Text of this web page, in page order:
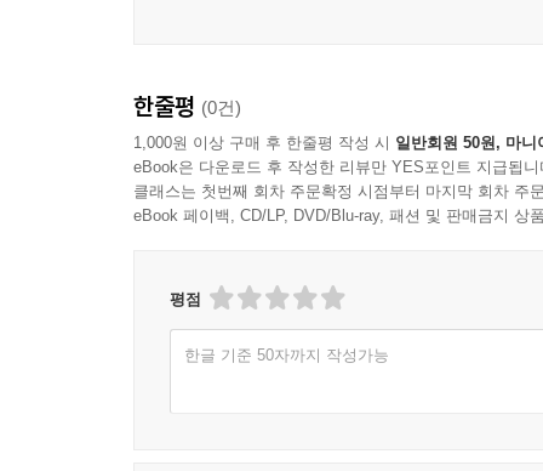
한줄평 (0건)
1,000원 이상 구매 후 한줄평 작성 시 일반회원 50원, 마니
eBook은 다운로드 후 작성한 리뷰만 YES포인트 지급됩니
클래스는 첫번째 회차 주문확정 시점부터 마지막 회차 주
eBook 페이백, CD/LP, DVD/Blu-ray, 패션 및 판매금지 상
평점
한글 기준 50자까지 작성가능